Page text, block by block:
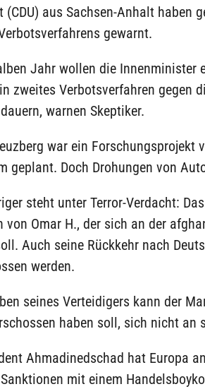
(CDU) aus Sachsen-Anhalt haben
gewarnt.
Jahr wollen die Innenminister
zweites Verbotsverfahren gegen
warnen Skeptiker.
war ein Forschungsprojekt
geplant. Doch Drohungen von
steht unter Terror-Verdacht:
von Omar H., der sich an der
Auch seine Rückkehr nach
werden.
seines Verteidigers kann der
haben soll, sich nicht an
Ahmadinedschad hat Europa
mit einem